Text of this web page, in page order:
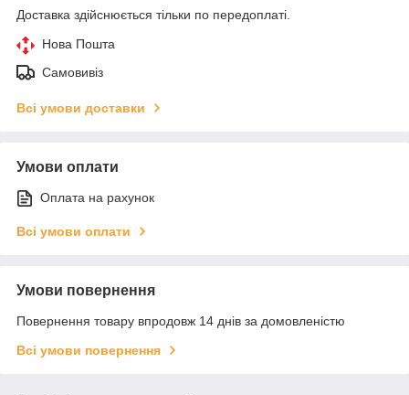
Доставка здійснюється тільки по передоплаті.
Нова Пошта
Самовивіз
Всі умови доставки
Умови оплати
Оплата на рахунок
Всі умови оплати
Умови повернення
Повернення товару впродовж 14 днів за домовленістю
Всі умови повернення